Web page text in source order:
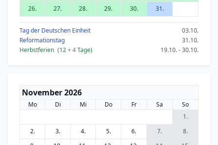
26.
27. 28. 29. 30. 31.
Tag der Deutschen Einheit
03.10.
Reformationstag
31.10.
Herbstferien (12+ 4Tage) 19.10. - 30.10.
November 2026
Mo Di Mi Do Fr Sa
So
1.
2.
3. 4. 5. 6. 7.
8.